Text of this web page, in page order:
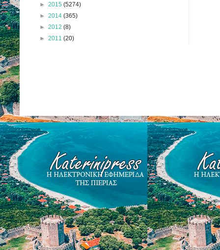
► 2015 (5274)
► 2014 (365)
► 2012 (8)
► 2011 (20)